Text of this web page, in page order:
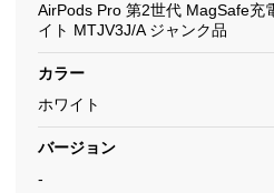
AirPods Pro 第2世代 MagSafe充
イト MTJV3J/A ジャンク品
カラー
ホワイト
バージョン
-